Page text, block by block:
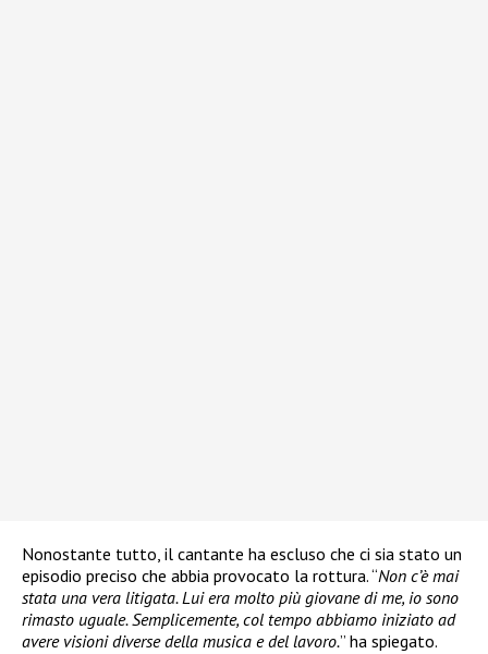
Nonostante tutto, il cantante ha escluso che ci sia stato un
episodio preciso che abbia provocato la rottura. “Non c’è mai
stata una vera litigata. Lui era molto più giovane di me, io sono
rimasto uguale. Semplicemente, col tempo abbiamo iniziato ad
avere visioni diverse della musica e del lavoro.” ha spiegato.